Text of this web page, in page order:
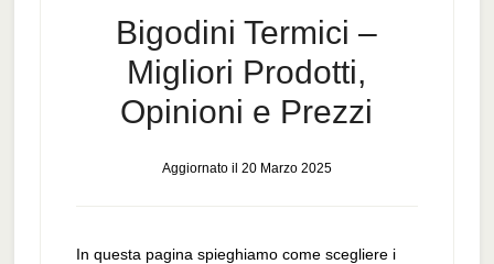
Bigodini Termici –
Migliori Prodotti,
Opinioni e Prezzi
Aggiornato il 20 Marzo 2025
In questa pagina spieghiamo come scegliere i